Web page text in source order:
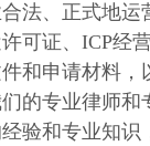
法、正式地
可证、ICP经
和申请材料
的专业律师
验和专业知识